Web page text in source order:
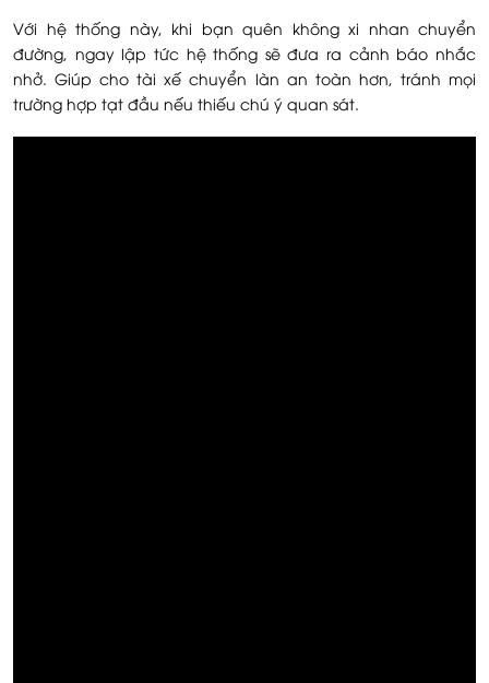
Với hệ thống này, khi bạn quên không xi nhan chuyển
đường, ngay lập tức hệ thống sẽ đưa ra cảnh báo nhắc
nhở. Giúp cho tài xế chuyển làn an toàn hơn, tránh mọi
trường hợp tạt đầu nếu thiếu chú ý quan sát.